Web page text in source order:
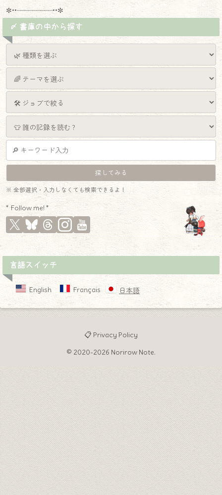
✼••┈┈┈┈┈┈┈┈┈••✼
〆 書庫の中から探す
※ 全部選択・入力しなくても検索できるよ！
* Follow me! *
言語スイッチ
English Français 日本語
📋 Privacy Policy
© 2020-2026 Norirow Note.